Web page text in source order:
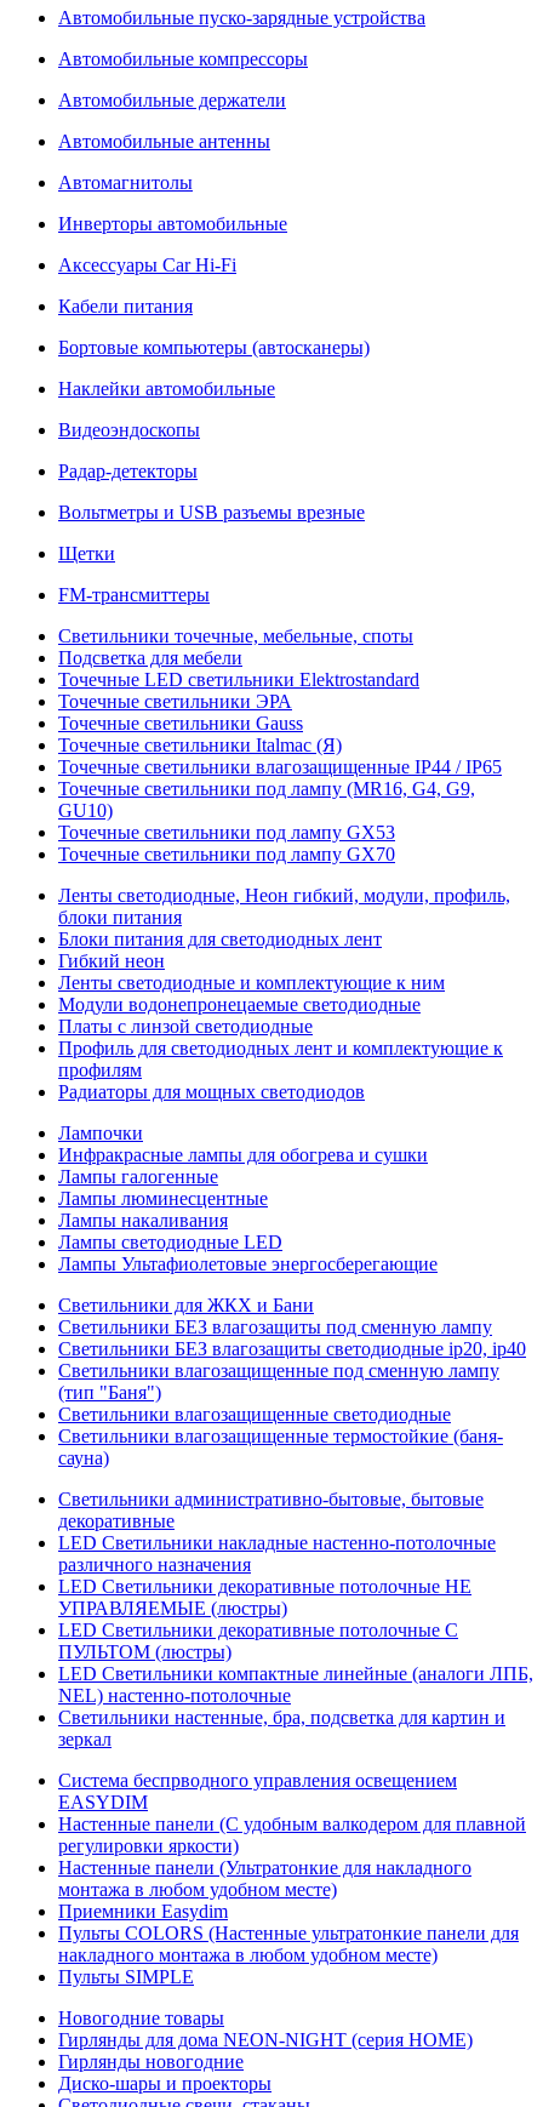
Автомобильные пуско-зарядные устройства
Автомобильные компрессоры
Автомобильные держатели
Автомобильные антенны
Автомагнитолы
Инверторы автомобильные
Аксессуары Car Hi-Fi
Кабели питания
Бортовые компьютеры (автосканеры)
Наклейки автомобильные
Видеоэндоскопы
Радар-детекторы
Вольтметры и USB разъемы врезные
Щетки
FM-трансмиттеры
Светильники точечные, мебельные, споты
Подсветка для мебели
Точечные LED светильники Elektrostandard
Точечные светильники ЭРА
Точечные светильники Gauss
Точечные светильники Italmac (Я)
Точечные светильники влагозащищенные IP44 / IP65
Точечные светильники под лампу (MR16, G4, G9,
GU10)
Точечные светильники под лампу GX53
Точечные светильники под лампу GX70
Ленты светодиодные, Неон гибкий, модули, профиль,
блоки питания
Блоки питания для светодиодных лент
Гибкий неон
Ленты светодиодные и комплектующие к ним
Модули водонепронецаемые светодиодные
Платы с линзой светодиодные
Профиль для светодиодных лент и комплектующие к
профилям
Радиаторы для мощных светодиодов
Лампочки
Инфракрасные лампы для обогрева и сушки
Лампы галогенные
Лампы люминесцентные
Лампы накаливания
Лампы светодиодные LED
Лампы Ультафиолетовые энергосберегающие
Светильники для ЖКХ и Бани
Светильники БЕЗ влагозащиты под сменную лампу
Светильники БЕЗ влагозащиты светодиодные ip20, ip40
Светильники влагозащищенные под сменную лампу
(тип "Баня")
Светильники влагозащищенные светодиодные
Светильники влагозащищенные термостойкие (баня-
сауна)
Светильники административно-бытовые, бытовые
декоративные
LED Cветильники накладные настенно-потолочные
различного назначения
LED Светильники декоративные потолочные НЕ
УПРАВЛЯЕМЫЕ (люстры)
LED Светильники декоративные потолочные С
ПУЛЬТОМ (люстры)
LED Светильники компактные линейные (аналоги ЛПБ,
NEL) настенно-потолочные
Светильники настенные, бра, подсветка для картин и
зеркал
Система беспрводного управления освещением
EASYDIM
Настенные панели (С удобным валкодером для плавной
регулировки яркости)
Настенные панели (Ультратонкие для накладного
монтажа в любом удобном месте)
Приемники Easydim
Пульты COLORS (Настенные ультратонкие панели для
накладного монтажа в любом удобном месте)
Пульты SIMPLE
Новогодние товары
Гирлянды для дома NEON-NIGHT (серия HOME)
Гирлянды новогодние
Диско-шары и проекторы